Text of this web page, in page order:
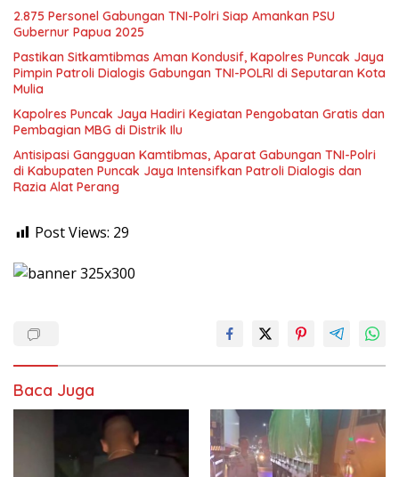
2.875 Personel Gabungan TNI-Polri Siap Amankan PSU
Gubernur Papua 2025
Pastikan Sitkamtibmas Aman Kondusif, Kapolres Puncak Jaya
Pimpin Patroli Dialogis Gabungan TNI-POLRI di Seputaran Kota
Mulia
Kapolres Puncak Jaya Hadiri Kegiatan Pengobatan Gratis dan
Pembagian MBG di Distrik Ilu
Antisipasi Gangguan Kamtibmas, Aparat Gabungan TNI-Polri
di Kabupaten Puncak Jaya Intensifkan Patroli Dialogis dan
Razia Alat Perang
Post Views: 29
Baca Juga